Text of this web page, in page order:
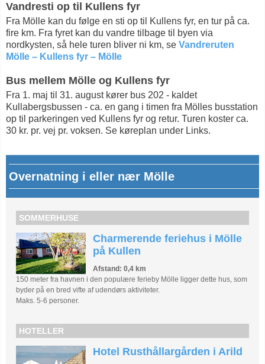
Vandresti op til Kullens fyr
Fra Mölle kan du følge en sti op til Kullens fyr, en tur på ca.
fire km. Fra fyret kan du vandre tilbage til byen via
nordkysten, så hele turen bliver ni km, se Vandreruten
Mölle – Kullens fyr – Mölle
Bus mellem Mölle og Kullens fyr
Fra 1. maj til 31. august kører bus 202 - kaldet
Kullabergsbussen - ca. en gang i timen fra Mölles busstation
op til parkeringen ved Kullens fyr og retur. Turen koster ca.
30 kr. pr. vej pr. voksen. Se køreplan under Links.
Overnatning i eller nær Mölle
SOMMERHUSE
Charmerende feriehus i Mölle
på Kullen
Afstand: 0,4 km
150 meter fra havnen i den populære ferieby Mölle ligger dette hus, som
byder på en bred vifte af udendørs aktiviteter.
Maks. 5-6 personer.
HOTELLER
Hotel Rusthållargården i Arild